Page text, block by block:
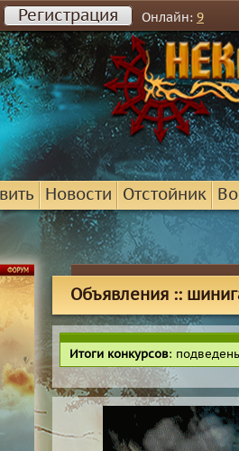
Регистрация Онлайн: 9
Новости Отстойник
Объявления ::
Итоги конкурсов: